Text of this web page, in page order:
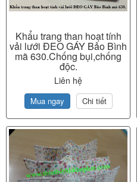
Khẩu trang than hoạt tính
vải lưới ĐEO GÁY Bảo Bình
mã 630.Chống bụi,chống
độc.
Liên hệ
Mua ngay Chi tiết